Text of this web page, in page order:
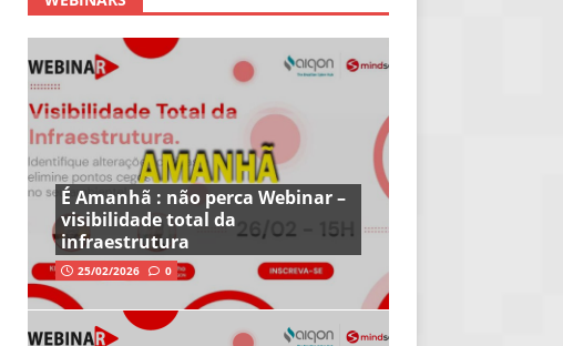
É Amanhã : não perca Webinar –
visibilidade total da
infraestrutura
25/02/2026 0